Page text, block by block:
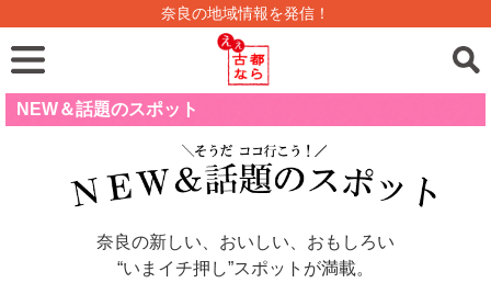
奈良の地域情報を発信！
NEW＆話題のスポット
奈良の新しい、おいしい、おもしろい
“いまイチ押し”スポットが満載。